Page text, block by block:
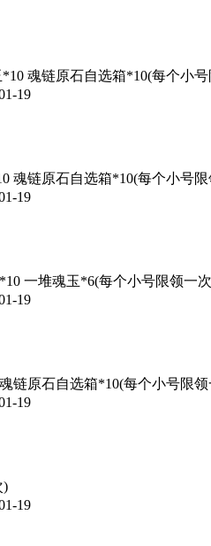
魂链原石自选箱*10(每个小
19
魂链原石自选箱*10(每个小号
19
一堆魂玉*6(每个小号限领一
19
链原石自选箱*10(每个小号限
19
)
19